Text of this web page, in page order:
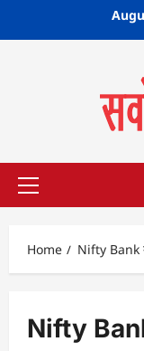
Primary
Home Nifty Bank ने
Nifty